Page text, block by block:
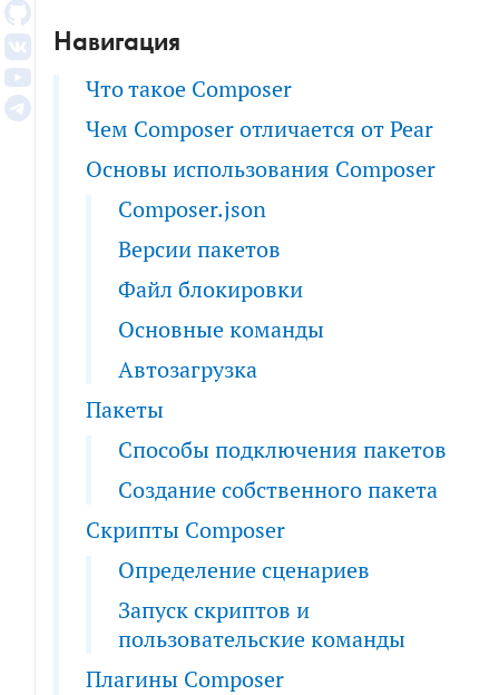
Навигация
Что такое Composer
Чем Composer отличается от Pear
Основы использования Composer
Composer.json
Версии пакетов
Файл блокировки
Основные команды
Автозагрузка
Пакеты
Способы подключения пакетов
Создание собственного пакета
Скрипты Composer
Определение сценариев
Запуск скриптов и
пользовательские команды
Плагины Composer